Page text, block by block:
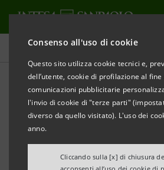
Consenso all'uso di cookie
Questo sito utilizza cookie tecnici e,
dell’utente, cookie di profilazione al
comunicazioni pubblicitarie
l'invio di cookie di "terze parti"
diverso da quello visitato). L'uso dei
anno.
Cliccando sulla [x] di chiusura
Tutti gli eventi sostenuti dalla banca
EDUCAZIONE
Webecome e